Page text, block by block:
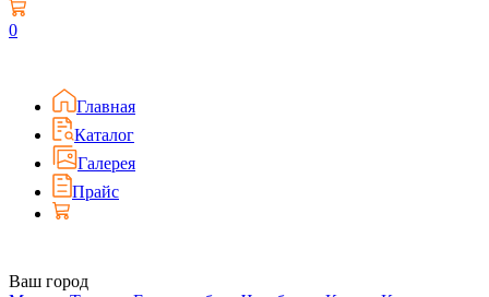
0
Главная
Каталог
Галерея
Прайс
Ваш город